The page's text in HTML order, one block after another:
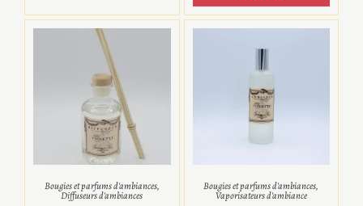
Bougies et parfums d'ambiances,
Diffuseurs d'ambiances
Bougies et parfums d'ambiances,
Vaporisateurs d'ambiance